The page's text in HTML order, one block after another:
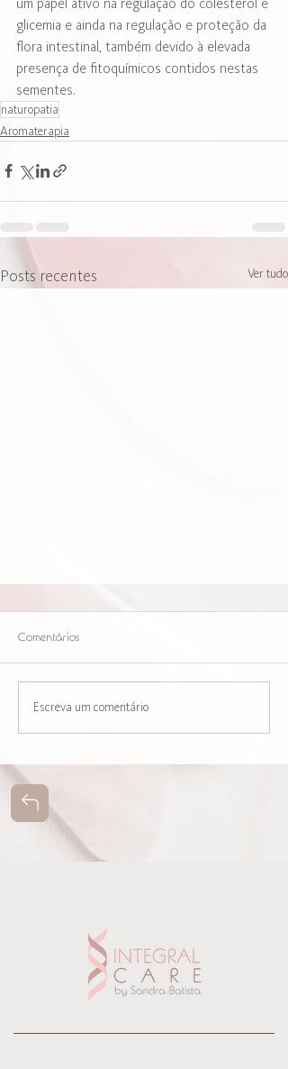
glicemia e ainda na regulação e proteção da
flora intestinal, também devido à elevada
presença de fitoquímicos contidos nestas
sementes.
naturopatia
Aromaterapia
Posts recentes Ver tudo
Erva de São-João, um remédio útil
para a febre e problemas
gastrointestinais
Comentários
Escreva um comentário